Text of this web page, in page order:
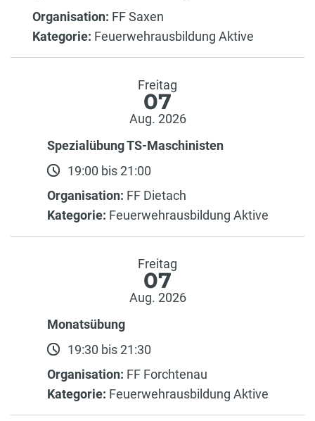
Organisation: FF Saxen
Kategorie: Feuerwehrausbildung Aktive
Freitag
07
Aug. 2026
Spezialübung TS-Maschinisten
19:00 bis 21:00
Organisation: FF Dietach
Kategorie: Feuerwehrausbildung Aktive
Freitag
07
Aug. 2026
Monatsübung
19:30 bis 21:30
Organisation: FF Forchtenau
Kategorie: Feuerwehrausbildung Aktive